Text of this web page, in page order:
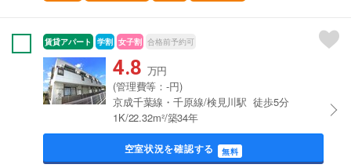
賃貸アパート 学割 女子割 合格前予約可
4.8 万円
(管理費等：-円)
京成千葉線・千原線/検見川駅 徒歩5分
1K/22.32m²/築34年
空室状況を確認する 無料